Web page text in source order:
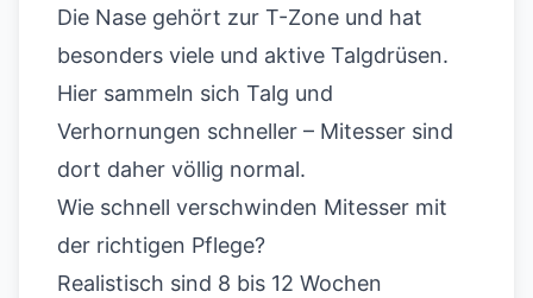
Die Nase gehört zur T-Zone und hat
besonders viele und aktive Talgdrüsen.
Hier sammeln sich Talg und
Verhornungen schneller – Mitesser sind
dort daher völlig normal.
Wie schnell verschwinden Mitesser mit
der richtigen Pflege?
Realistisch sind 8 bis 12 Wochen